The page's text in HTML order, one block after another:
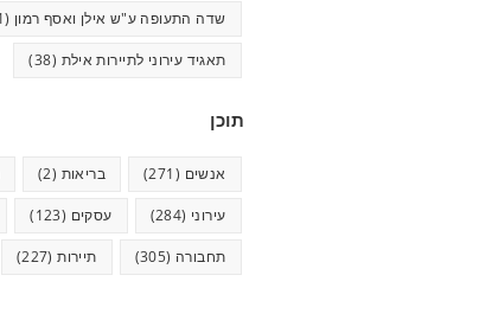
שדה התעופה ע"ש אילן ואסף רמון (81)
תאגיד עירוני לתיירות אילת (38)
תוכן
אנשים (271) בריאות (2)
עירוני (284) עסקים (123)
תחבורה (305) תיירות(227)